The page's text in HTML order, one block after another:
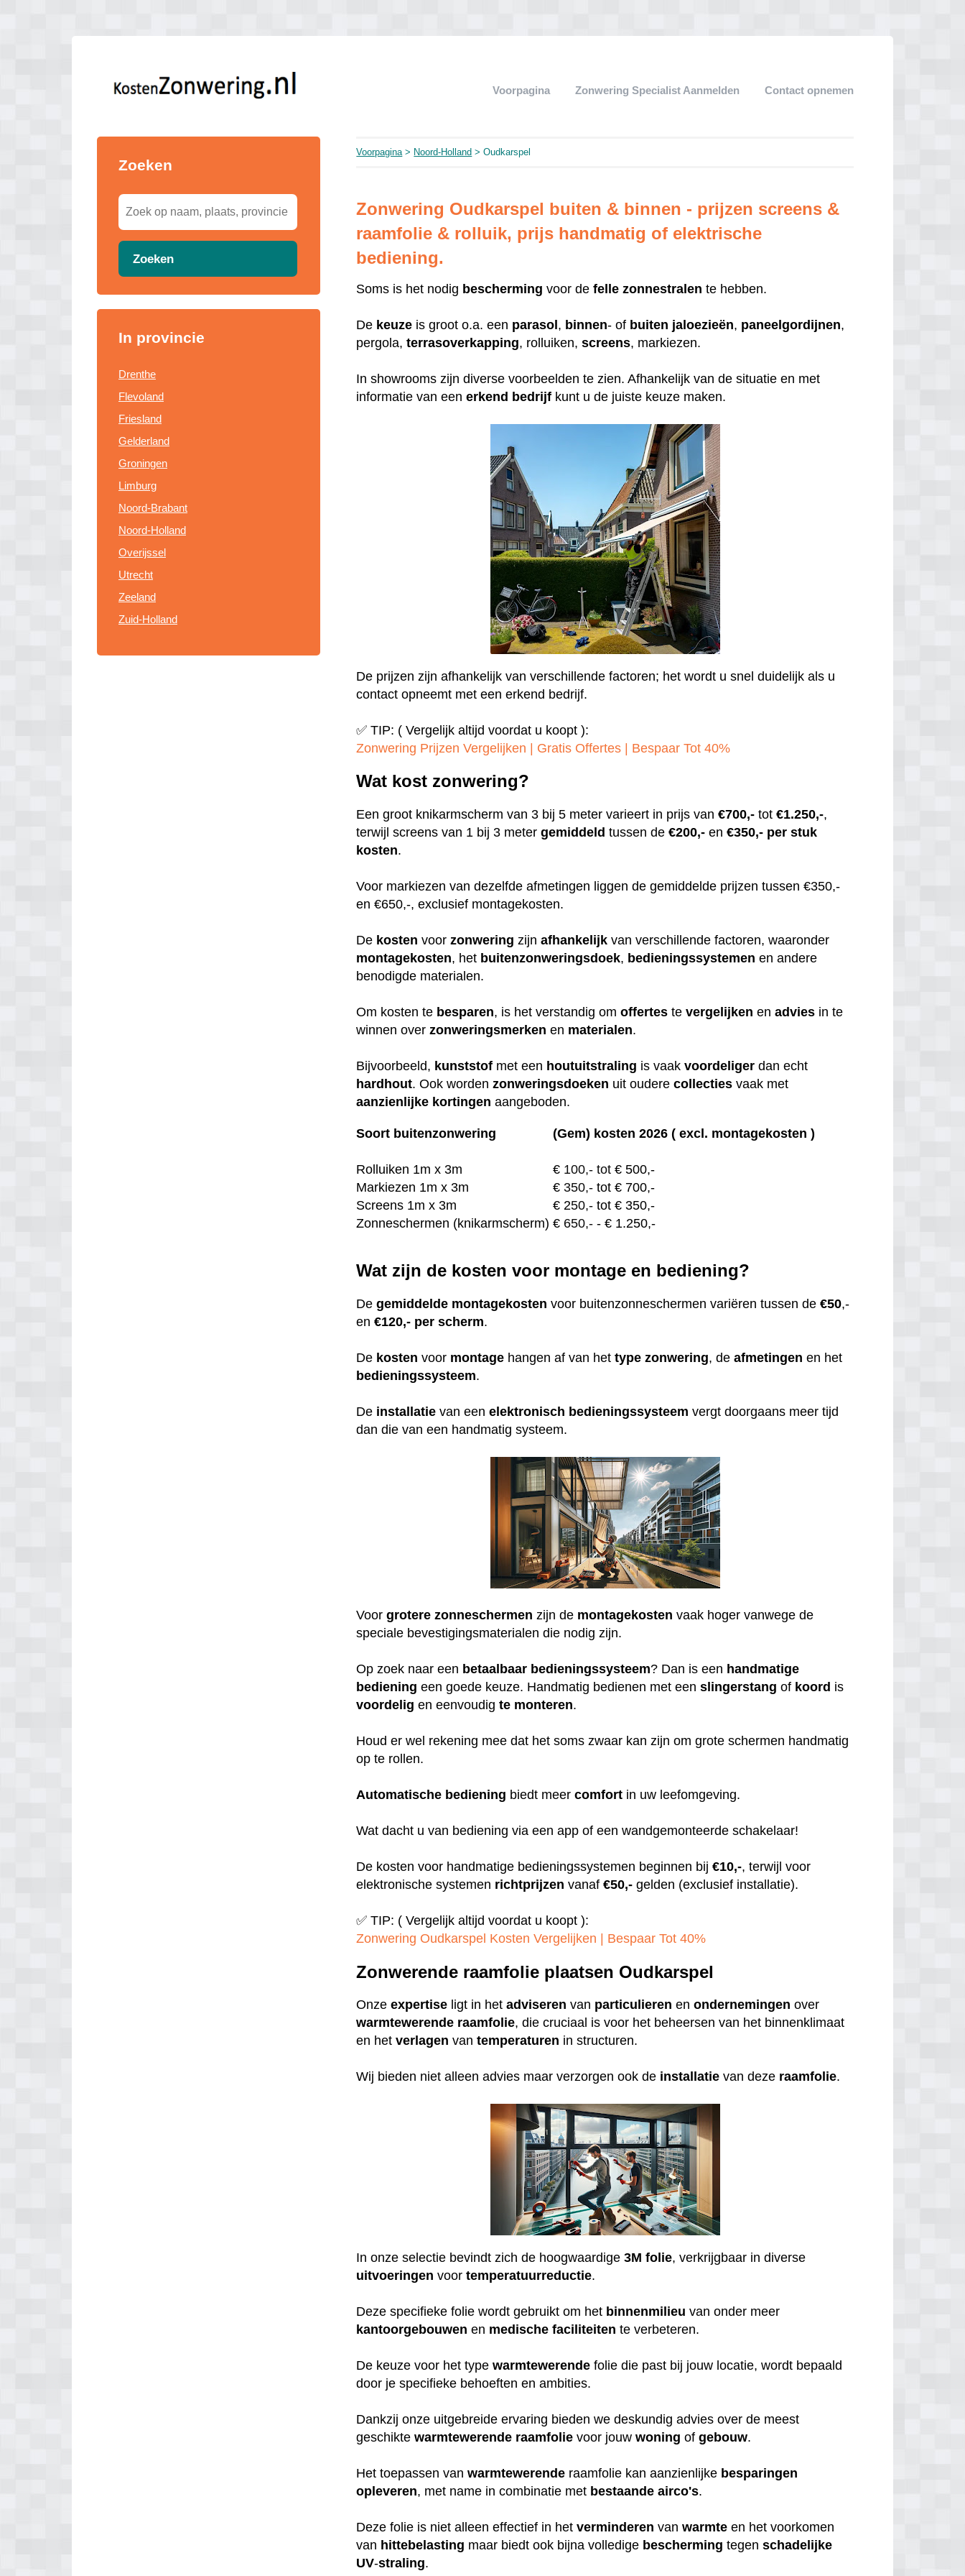
Voorpagina Zonwering Specialist Aanmelden Contact opnemen
Zoeken
Zoeken
In provincie
Drenthe
Flevoland
Friesland
Gelderland
Groningen
Limburg
Noord-Brabant
Noord-Holland
Overijssel
Utrecht
Zeeland
Zuid-Holland
Voorpagina> Noord-Holland > Oudkarspel
Zonwering Oudkarspel buiten & binnen - prijzen screens &
raamfolie & rolluik, prijs handmatig of elektrische
bediening.
Soms is het nodig bescherming voor defelle zonnestralen te hebben.
De keuze is groot o.a. een parasol, binnen- of buiten jaloezieën, paneelgordijnen,
pergola,terrasoverkapping, rolluiken,screens, markiezen.
In showrooms zijn diverse voorbeelden te zien. Afhankelijk van de situatie en met
informatie van eenerkend bedrijf kunt u de juiste keuze maken.
De prijzen zijn afhankelijk van verschillende factoren; het wordt u snel duidelijk als u
contact opneemt met een erkend bedrijf.
✅ TIP: ( Vergelijk altijd voordat u koopt ):
Zonwering Prijzen Vergelijken | Gratis Offertes | Bespaar Tot 40%‎
Wat kost zonwering?
Een groot knikarmscherm van 3 bij 5 meter varieert in prijs van€700,- tot€1.250,-,
terwijl screens van 1 bij 3 metergemiddeld tussen de€200,- en€350,- per stuk
kosten.
Voor markiezen van dezelfde afmetingen liggen de gemiddelde prijzen tussen €350,-
en €650,-, exclusief montagekosten.
De kosten voorzonwering zijnafhankelijk van verschillende factoren, waaronder
montagekosten, het buitenzonweringsdoek, bedieningssystemen en andere
benodigde materialen.
Om kosten te besparen, is het verstandig omoffertes tevergelijken enadvies in te
winnen overzonweringsmerken en materialen.
Bijvoorbeeld, kunststof met een houtuitstraling is vaakvoordeliger dan echt
hardhout. Ook wordenzonweringsdoeken uit ouderecollecties vaak met
aanzienlijke kortingen aangeboden.
Soort buitenzonwering (Gem) kosten 2026 ( excl. montagekosten )
Rolluiken 1m x 3m € 100,- tot € 500,-
Markiezen 1m x 3m
€ 350,-tot € 700,-
Screens 1m x 3m
€ 250,- tot € 350,-
Zonneschermen (knikarmscherm)€ 650,- - € 1.250,-
Wat zijn de kosten voor montage en bediening?
Degemiddelde montagekosten voor buitenzonneschermen variëren tussen de€50,-
en€120,- per scherm.
De kosten voor montage hangen af van hettype zonwering, deafmetingen en het
bedieningssysteem.
De installatie van eenelektronisch bedieningssysteem vergt doorgaans meer tijd
dan die van een handmatig systeem.
Voorgrotere zonneschermen zijn de montagekosten vaak hoger vanwege de
speciale bevestigingsmaterialen die nodig zijn.
Op zoek naar een betaalbaar bedieningssysteem? Dan is een handmatige
bediening een goede keuze. Handmatig bedienen met eenslingerstang of koord is
voordelig en eenvoudigte monteren.
Houd er wel rekening mee dat het soms zwaar kan zijn om grote schermen handmatig
op te rollen.
Automatische bediening biedt meercomfort in uw leefomgeving.
Wat dacht u van bediening via een app of een wandgemonteerde schakelaar!
De kosten voor handmatige bedieningssystemen beginnen bij€10,-, terwijl voor
elektronische systemen richtprijzen vanaf€50,- gelden (exclusief installatie).
✅ TIP: ( Vergelijk altijd voordat u koopt ):
Zonwering Oudkarspel Kosten Vergelijken | Bespaar Tot 40%‎
Zonwerende raamfolie plaatsen Oudkarspel
Onzeexpertise ligt in hetadviseren van particulieren enondernemingen over
warmtewerende raamfolie, die cruciaal is voor het beheersen van het binnenklimaat
en hetverlagen vantemperaturen in structuren.
Wij bieden niet alleen advies maar verzorgen ook de installatie van deze raamfolie.
In onze selectie bevindt zich de hoogwaardige3M folie, verkrijgbaar in diverse
uitvoeringen voortemperatuurreductie.
Deze specifieke folie wordt gebruikt om het binnenmilieu van onder meer
kantoorgebouwen en medische faciliteiten te verbeteren.
De keuze voor het typewarmtewerende folie die past bij jouw locatie, wordt bepaald
door je specifieke behoeften en ambities.
Dankzij onze uitgebreide ervaring bieden we deskundig advies over de meest
geschiktewarmtewerende raamfolie voor jouwwoning ofgebouw.
Het toepassen vanwarmtewerende raamfolie kan aanzienlijke besparingen
opleveren, met name in combinatie met bestaande airco's.
Deze folie is niet alleen effectief in hetverminderen vanwarmte en het voorkomen
van hittebelasting maar biedt ook bijna volledige bescherming tegenschadelijke
UV-straling.